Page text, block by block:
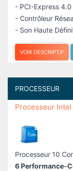
- PCI-Express 4.0
- Contrôleur
- Son Haute
VOIR DESCRIPTIF
PROCESSEUR
Processeur
Processeur 10
6 Performance-